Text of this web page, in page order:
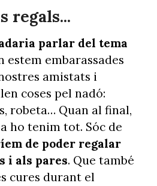
regals...
parlar del tema
estem embarassades
amistats i
coses pel nadó:
robeta… Quan al final,
ho tenim tot. Sóc de
de poder regalar
i als pares. Que també
cures durant el